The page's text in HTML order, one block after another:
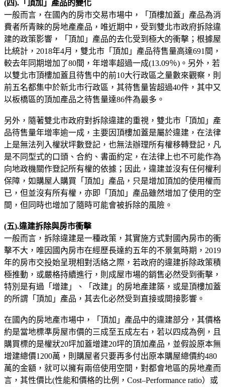
(四).「頂加」產品的變化
一般而言，在國內的房市交易市場中，「頂樓加蓋」產品為消
費者所青睞的房地產產品，唯近期中，受到雙北市政府拆除違
建的政策影響，「頂加」產品的去化受到極大的衝擊；根據屋
比統計，2018年4月，雙北市「頂加」產品待售量高達691間，
較去年同期增加了80間，年增率超過一成(13.09％)。另外，若
以雙北市頂樓加蓋且待售中的前10大行政區之量數來觀察，則
前五名都集中於新北市行政區，其待售量皆超過40件，其中又
以板橋區的頂加產品之待售量達86件為最多。
另外，隨著雙北市政府對拆除違建的重視，雙北市「頂加」產
品待售量年增率逾一成，主要因頂樓加蓋是屬於違建，在法律
上是無法列入權狀坪數登記，也無法辦理所有權移轉登記，凡
是不同型式的口頭、合約、書面約定，在法律上也不可能作為
向地政機關作登記所有權的依據；因此，違建並沒有任何權利
保障，如購屋人購買「頂加」產品，只是增加頂加的使用權而
已，但並沒有所有權，亦即「頂加」產品雖然增加了使用的空
間，但同時也增加了隨時可能會被拆除的風險。
(五).違建拆除與房市衝擊
一般而言，拆除違建是一種政策，其實施方式對國內房市的衝
擊不大，唯因國內房市在經歷長達約五年的不景氣時期，2019
年的房市交投始呈現相對活絡之際，若政府的違建拆除政策積
極推動，或嚴格持續進行，則成屋市場的銷售必然受到衝擊，
特別是有過「增建」、「改建」的房地產建築，或是頂樓加蓋
的所謂「頂加」產品，其去化必然受到直接或間接影響。
在國內的房地產市場中，「頂加」產品中的違建部分，其價格
約是當地標準房屋市價的三成至五成左右，若以四成為例，且
購買標的是權狀20坪加蓋增建20坪的頂加產品，並假設原本無
增建總價1200萬，則購屋者只要再多付出原本購屋總價約480
萬的金額，就可以擁有兩倍使用空間，對都會地區的房地產而
言，其性價比(性能和價格的比例，Cost–Performance ratio）或